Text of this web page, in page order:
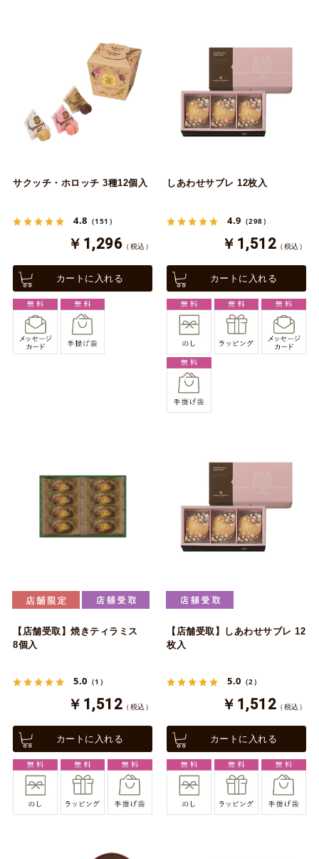
サクッチ・ホロッチ 3種12個入
4.8 （151）
￥1,296 （税込）
カートに入れる
しあわせサブレ 12枚入
4.9 （298）
￥1,512 （税込）
カートに入れる
【店舗受取】焼きティラミス
8個入
5.0 （1）
￥1,512 （税込）
カートに入れる
【店舗受取】しあわせサブレ 12
枚入
5.0 （2）
￥1,512 （税込）
カートに入れる